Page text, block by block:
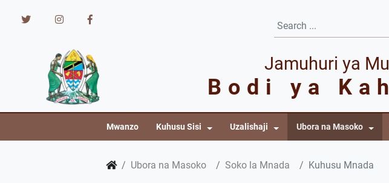
Jamuhuri ya
Bodi ya
Mwanzo Kuhusu Sisi Uzalishaji Ubora na Masoko
Ubora na Masoko Soko la Mnada Kuhusu Mnada